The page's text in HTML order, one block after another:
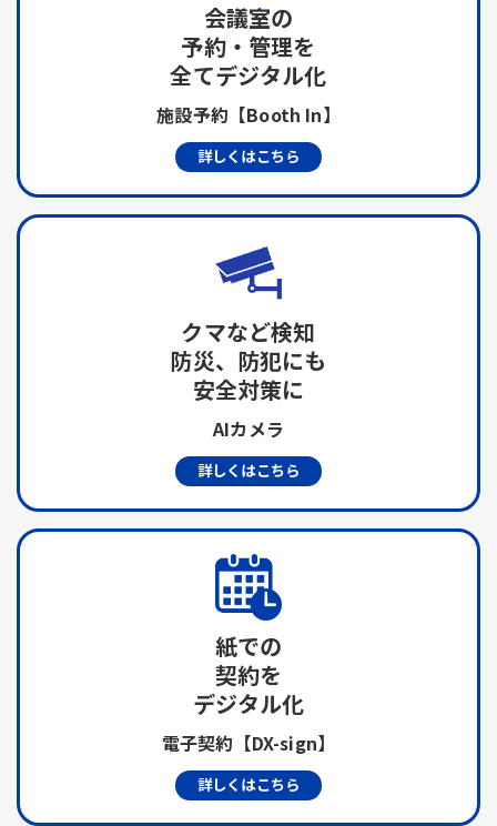
会議室の
予約・管理を
全てデジタル化
施設予約【Booth In】
詳しくはこちら
クマなど検知
防災、防犯にも
安全対策に
AIカメラ
詳しくはこちら
紙での
契約を
デジタル化
電子契約【DX-sign】
詳しくはこちら